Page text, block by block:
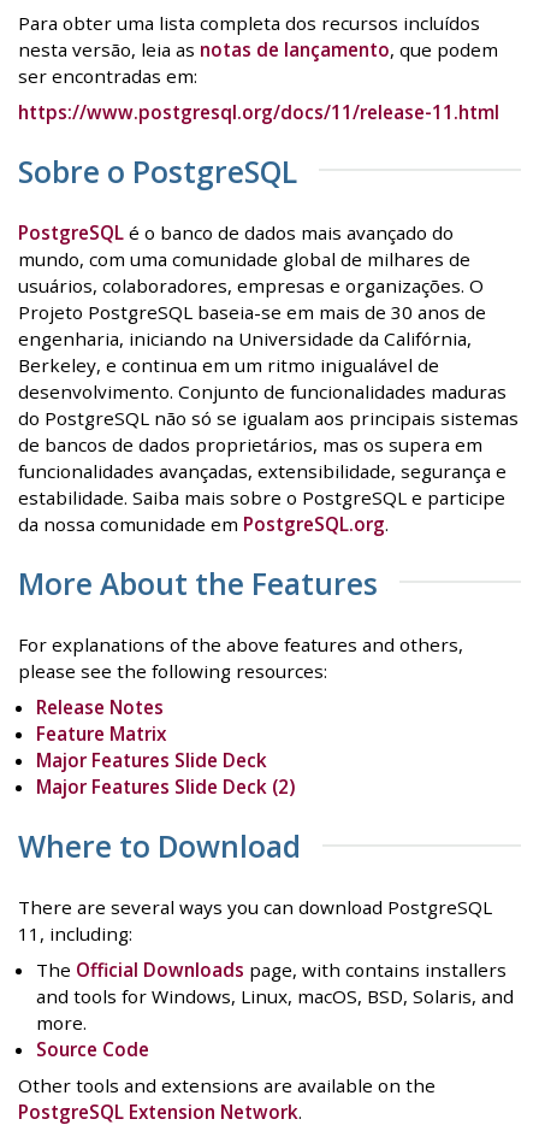
Para obter uma lista completa dos recursos incluídos
nesta versão, leia as notas de lançamento, que podem
ser encontradas em:
https://www.postgresql.org/docs/11/release-11.html
Sobre o PostgreSQL
PostgreSQL é o banco de dados mais avançado do
mundo, com uma comunidade global de milhares de
usuários, colaboradores, empresas e organizações. O
Projeto PostgreSQL baseia-se em mais de 30 anos de
engenharia, iniciando na Universidade da Califórnia,
Berkeley, e continua em um ritmo inigualável de
desenvolvimento. Conjunto de funcionalidades maduras
do PostgreSQL não só se igualam aos principais sistemas
de bancos de dados proprietários, mas os supera em
funcionalidades avançadas, extensibilidade, segurança e
estabilidade. Saiba mais sobre o PostgreSQL e participe
da nossa comunidade em PostgreSQL.org.
More About the Features
For explanations of the above features and others,
please see the following resources:
Release Notes
Feature Matrix
Major Features Slide Deck
Major Features Slide Deck (2)
Where to Download
There are several ways you can download PostgreSQL
11, including:
The Official Downloads page, with contains installers
and tools for Windows, Linux, macOS, BSD, Solaris, and
more.
Source Code
Other tools and extensions are available on the
PostgreSQL Extension Network.